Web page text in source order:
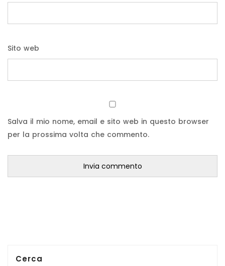
Sito web
Salva il mio nome, email e sito web in questo browser
per la prossima volta che commento.
Cerca